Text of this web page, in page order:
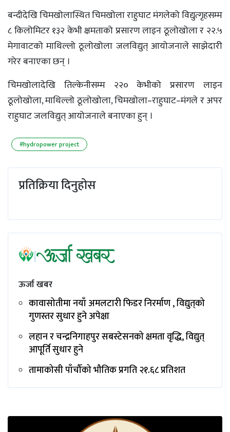
बन्दीदेखि चिमखोलास्थित चिमखोला राहुघाट मंगलेको विद्युत्गृहसम्म
८ किलोमिटर १३२ केभी क्षमताको प्रसारण लाइन ठूलोखोला र २२.५
मेगावाटको माथिल्लो ठूलोखोला जलविद्युत् आयोजनाले साझेदारी
गरेर बनाएका छन् ।
चिमखोलादेखि तिल्केनीसम्म २२० केभीको प्रसारण लाइन
ठूलोखोला, माथिल्लो ठूलोखोला, चिमखोला–राहुघाट–मंगले र अपर
राहुघाट जलविद्युत् आयोजनाले बनाएका हुन् ।
#hydropower project
प्रतिक्रिया दिनुहोस
ऊर्जा खबर
कावासोतीमा नयाँ अमलटारी फिडर निरर्माण , विद्युत्‌को
गुणस्तर सुधार हुने अपेक्षा
लहान र चन्द्रनिगाहपुर सबस्टेसनको क्षमता वृद्धि, विद्युत्
आपूर्ति सुधार हुने
तामाकोसी पाँचौँको भौतिक प्रगति २१.६८ प्रतिशत